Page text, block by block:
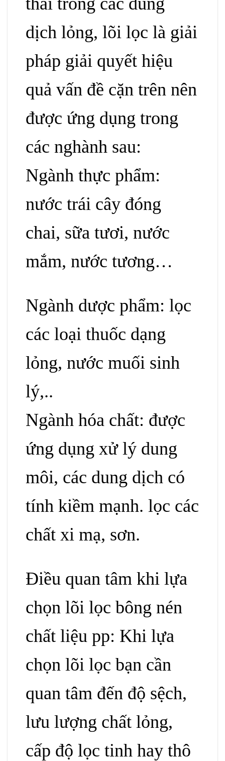
dịch lỏng, lõi lọc là giải
pháp giải quyết hiệu
quả vấn đề cặn trên nên
được ứng dụng trong
các nghành sau:
Ngành thực phẩm:
nước trái cây đóng
chai, sữa tươi, nước
mắm, nước tương…
Ngành dược phẩm: lọc
các loại thuốc dạng
lỏng, nước muối sinh
lý,..
Ngành hóa chất: được
ứng dụng xử lý dung
môi, các dung dịch có
tính kiềm mạnh. lọc các
chất xi mạ, sơn.
Điều quan tâm khi lựa
chọn lõi lọc bông nén
chất liệu pp: Khi lựa
chọn lõi lọc bạn cần
quan tâm đến độ sệch,
lưu lượng chất lỏng,
cấp độ lọc tinh hay thô